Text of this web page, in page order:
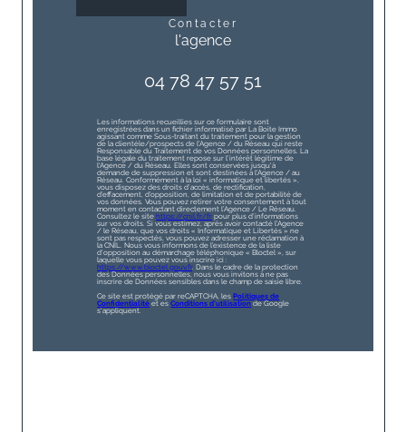
contacter
l'agence
04 78 47 57 51
Les informations recueillies sur ce formulaire sont
enregistrées dans un fichier informatisé par La Boite Immo
agissant comme Sous-traitant du traitement pour la gestion
de la clientèle/prospects de l'Agence / du Réseau qui reste
Responsable du Traitement de vos Données personnelles. La
base légale du traitement repose sur l'intérêt légitime de
l'Agence / du Réseau. Elles sont conservées jusqu'à
demande de suppression et sont destinées à l'Agence / au
Réseau. Conformément à la loi « informatique et libertés »,
vous disposez des droits d’accès, de rectification,
d’effacement, d’opposition, de limitation et de portabilité de
vos données. Vous pouvez retirer votre consentement à tout
moment en contactant directement l’Agence / Le Réseau.
Consultez le site https://cnil.fr/fr pour plus d’informations
sur vos droits. Si vous estimez, après avoir contacté l'Agence
/ le Réseau, que vos droits « Informatique et Libertés » ne
sont pas respectés, vous pouvez adresser une réclamation à
la CNIL. Nous vous informons de l’existence de la liste
d'opposition au démarchage téléphonique « Bloctel », sur
laquelle vous pouvez vous inscrire ici :
https://www.bloctel.gouv.fr. Dans le cadre de la protection
des Données personnelles, nous vous invitons à ne pas
inscrire de Données sensibles dans le champ de saisie libre.
Ce site est protégé par reCAPTCHA, les Politiques de
Confidentialité et esConditions d'utilisation de Google
s'appliquent.